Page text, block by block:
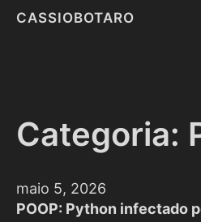
CASSIOBOTARO
Categoria:
maio 5, 2026
POOP: Python infectado